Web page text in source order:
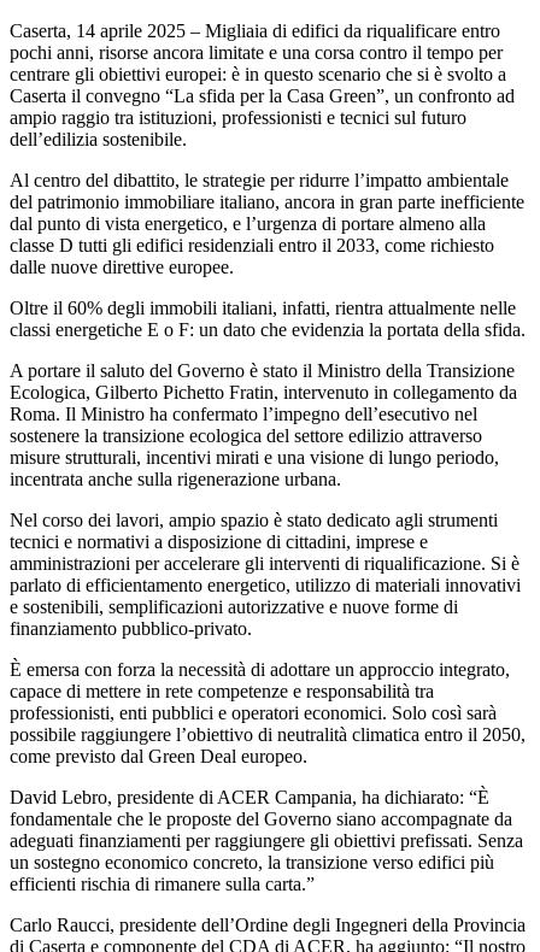
Caserta, 14 aprile 2025 – Migliaia di edifici da riqualificare entro
pochi anni, risorse ancora limitate e una corsa contro il tempo per
centrare gli obiettivi europei: è in questo scenario che si è svolto a
Caserta il convegno “La sfida per la Casa Green”, un confronto ad
ampio raggio tra istituzioni, professionisti e tecnici sul futuro
dell’edilizia sostenibile.
Al centro del dibattito, le strategie per ridurre l’impatto ambientale
del patrimonio immobiliare italiano, ancora in gran parte inefficiente
dal punto di vista energetico, e l’urgenza di portare almeno alla
classe D tutti gli edifici residenziali entro il 2033, come richiesto
dalle nuove direttive europee.
Oltre il 60% degli immobili italiani, infatti, rientra attualmente nelle
classi energetiche E o F: un dato che evidenzia la portata della sfida.
A portare il saluto del Governo è stato il Ministro della Transizione
Ecologica, Gilberto Pichetto Fratin, intervenuto in collegamento da
Roma. Il Ministro ha confermato l’impegno dell’esecutivo nel
sostenere la transizione ecologica del settore edilizio attraverso
misure strutturali, incentivi mirati e una visione di lungo periodo,
incentrata anche sulla rigenerazione urbana.
Nel corso dei lavori, ampio spazio è stato dedicato agli strumenti
tecnici e normativi a disposizione di cittadini, imprese e
amministrazioni per accelerare gli interventi di riqualificazione. Si è
parlato di efficientamento energetico, utilizzo di materiali innovativi
e sostenibili, semplificazioni autorizzative e nuove forme di
finanziamento pubblico-privato.
È emersa con forza la necessità di adottare un approccio integrato,
capace di mettere in rete competenze e responsabilità tra
professionisti, enti pubblici e operatori economici. Solo così sarà
possibile raggiungere l’obiettivo di neutralità climatica entro il 2050,
come previsto dal Green Deal europeo.
David Lebro, presidente di ACER Campania, ha dichiarato: “È
fondamentale che le proposte del Governo siano accompagnate da
adeguati finanziamenti per raggiungere gli obiettivi prefissati. Senza
un sostegno economico concreto, la transizione verso edifici più
efficienti rischia di rimanere sulla carta.”
Carlo Raucci, presidente dell’Ordine degli Ingegneri della Provincia
di Caserta e componente del CDA di ACER, ha aggiunto: “Il nostro